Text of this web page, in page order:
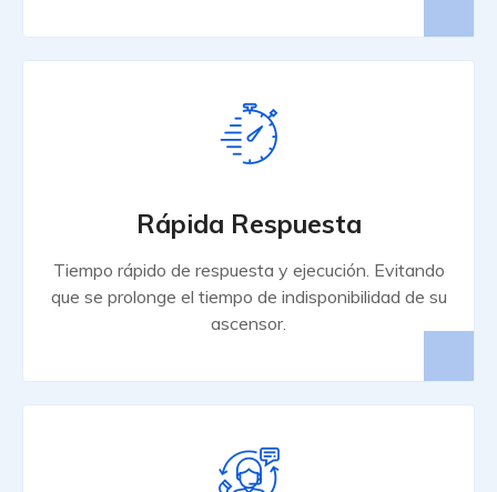
Rápida Respuesta
Tiempo rápido de respuesta y ejecución. Evitando
que se prolonge el tiempo de indisponibilidad de su
ascensor.